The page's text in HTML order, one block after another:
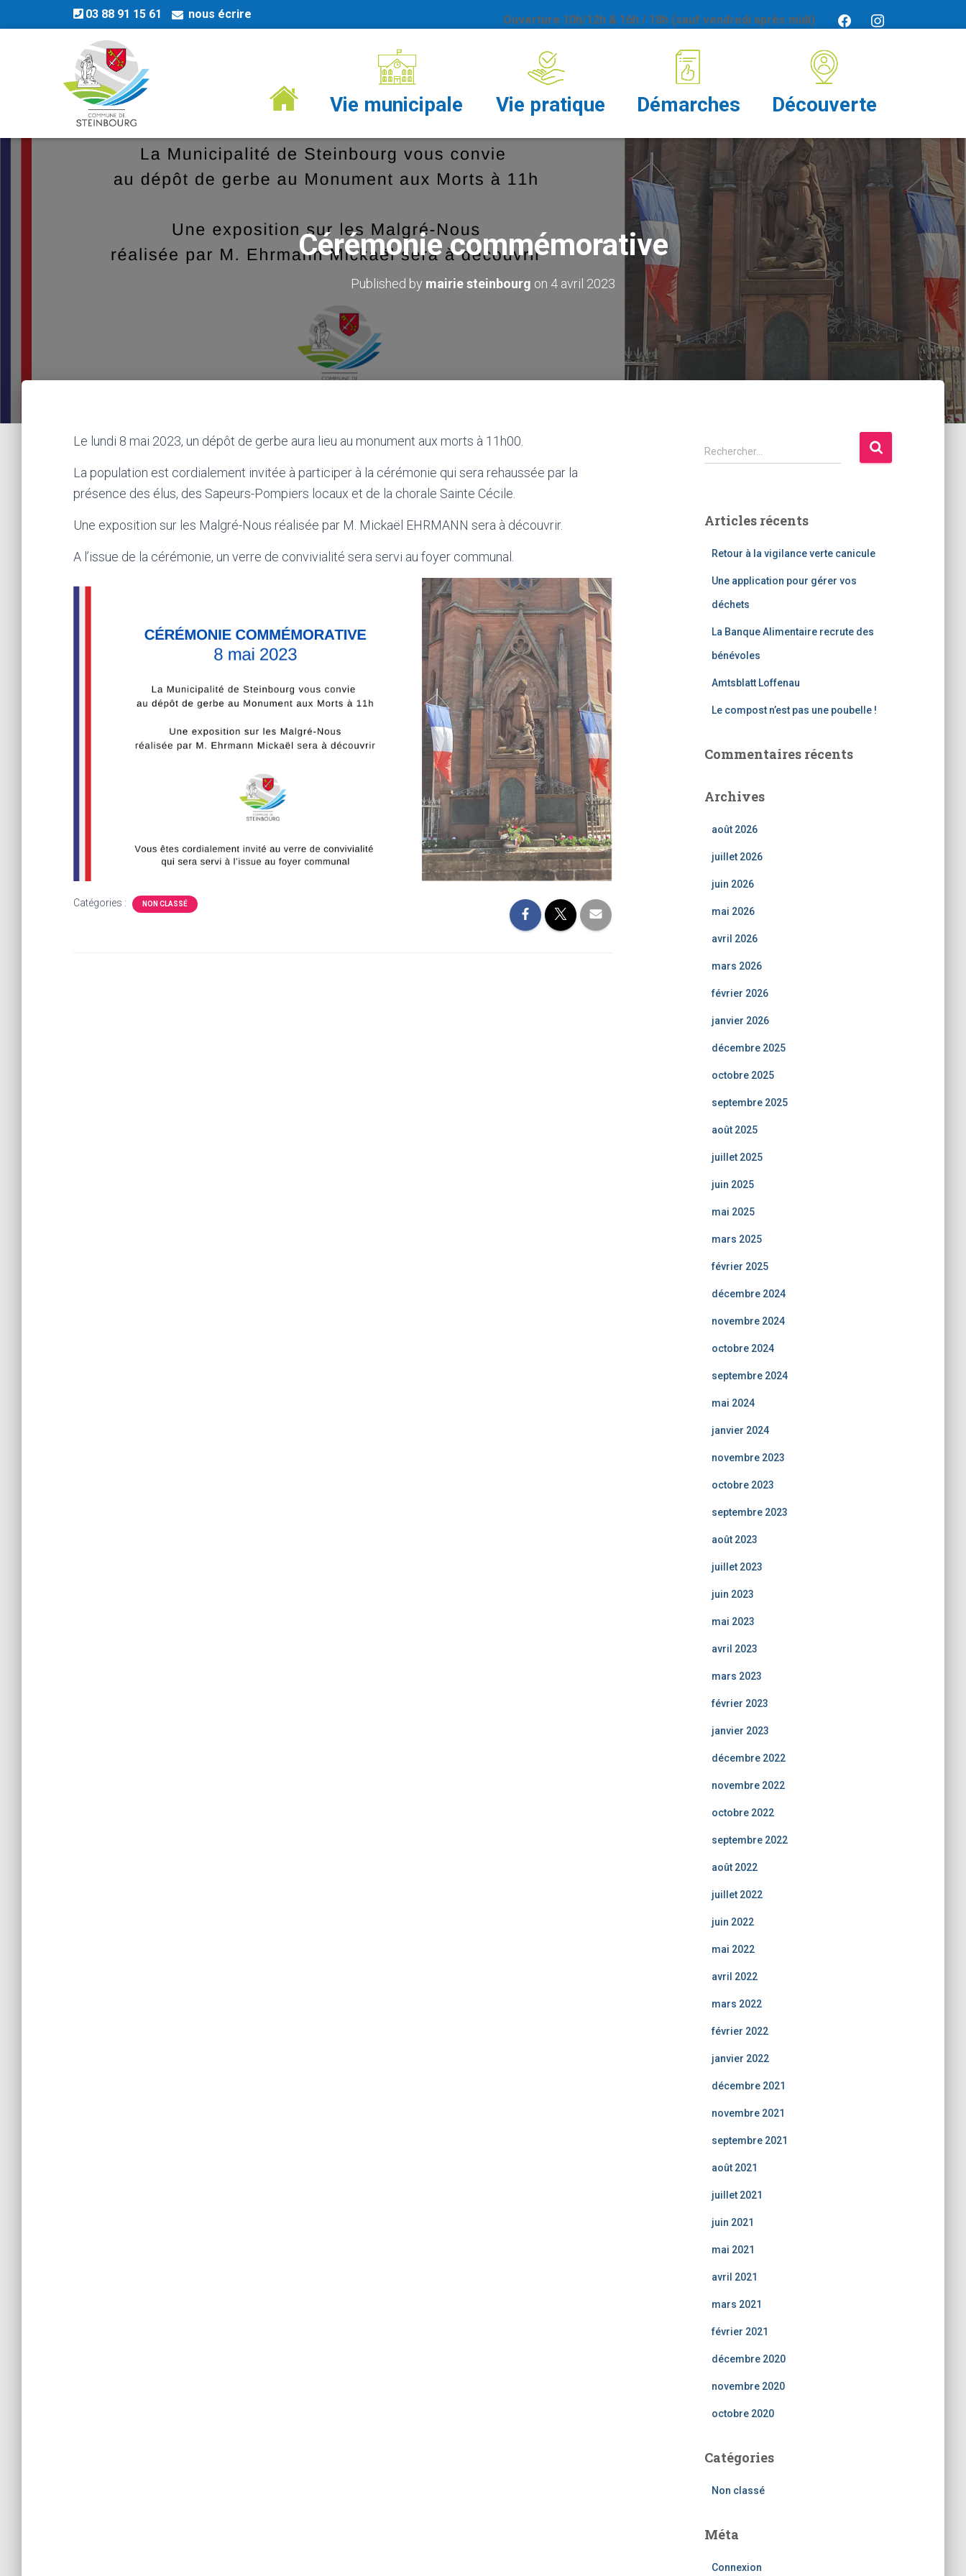
Ouverture 10h/12h & 16h / 18h (sauf vendredi après midi)
03 88 91 15 61 nous écrire
Vie municipale Vie pratique Démarches Découverte
Cérémonie commémorative
Published by mairie steinbourg on 4 avril 2023
Le lundi 8 mai 2023, un dépôt de gerbe aura lieu au monument aux morts à 11h00.
La population est cordialement invitée à participer à la cérémonie qui sera rehaussée par la
présence des élus, des Sapeurs-Pompiers locaux et de la chorale Sainte Cécile.
Une exposition sur les Malgré-Nous réalisée par M. Mickaël EHRMANN sera à découvrir.
A l’issue de la cérémonie, un verre de convivialité sera servi au foyer communal.
Catégories : NON CLASSÉ
Rechercher…
Articles récents
Retour à la vigilance verte canicule
Une application pour gérer vos
déchets
La Banque Alimentaire recrute des
bénévoles
Amtsblatt Loffenau
Le compost n’est pas une poubelle !
Commentaires récents
Archives
août 2026
juillet 2026
juin 2026
mai 2026
avril 2026
mars 2026
février 2026
janvier 2026
décembre 2025
octobre 2025
septembre 2025
août 2025
juillet 2025
juin 2025
mai 2025
mars 2025
février 2025
décembre 2024
novembre 2024
octobre 2024
septembre 2024
mai 2024
janvier 2024
novembre 2023
octobre 2023
septembre 2023
août 2023
juillet 2023
juin 2023
mai 2023
avril 2023
mars 2023
février 2023
janvier 2023
décembre 2022
novembre 2022
octobre 2022
septembre 2022
août 2022
juillet 2022
juin 2022
mai 2022
avril 2022
mars 2022
février 2022
janvier 2022
décembre 2021
novembre 2021
septembre 2021
août 2021
juillet 2021
juin 2021
mai 2021
avril 2021
mars 2021
février 2021
décembre 2020
novembre 2020
octobre 2020
Catégories
Non classé
Méta
Connexion